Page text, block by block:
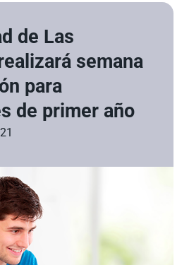
de Las
semana
para
de primer año